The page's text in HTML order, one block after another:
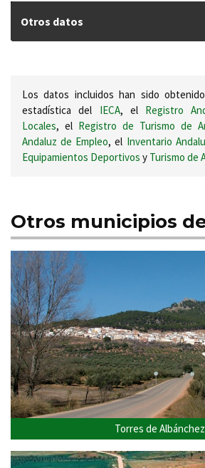
Otros datos
Los datos incluidos han sido
estadística del IECA, el Registro
Locales, el Registro de Turismo de
Andaluz de Empleo, el Inventario
Equipamientos Deportivos y Turismo de
Otros municipios
Torres de Albánchez